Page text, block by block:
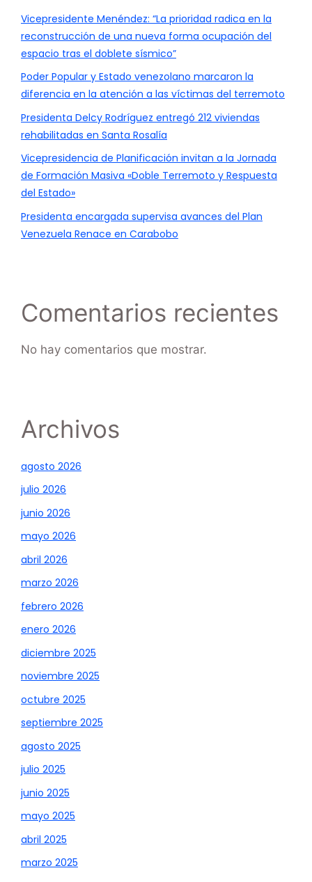
Vicepresidente Menéndez: “La prioridad radica en la
reconstrucción de una nueva forma ocupación del
espacio tras el doblete sísmico”
Poder Popular y Estado venezolano marcaron la
diferencia en la atención a las víctimas del terremoto
Presidenta Delcy Rodríguez entregó 212 viviendas
rehabilitadas en Santa Rosalía
Vicepresidencia de Planificación invitan a la Jornada
de Formación Masiva «Doble Terremoto y Respuesta
del Estado»
Presidenta encargada supervisa avances del Plan
Venezuela Renace en Carabobo
Comentarios recientes
No hay comentarios que mostrar.
Archivos
agosto 2026
julio 2026
junio 2026
mayo 2026
abril 2026
marzo 2026
febrero 2026
enero 2026
diciembre 2025
noviembre 2025
octubre 2025
septiembre 2025
agosto 2025
julio 2025
junio 2025
mayo 2025
abril 2025
marzo 2025